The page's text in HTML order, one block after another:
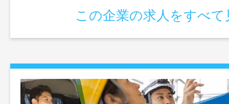
この企業の求人をすべて